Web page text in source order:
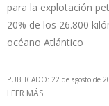
para la explotación
20% de los 26.800
océano Atlántico
PUBLICADO: 22 de agosto de
LEER MÁS